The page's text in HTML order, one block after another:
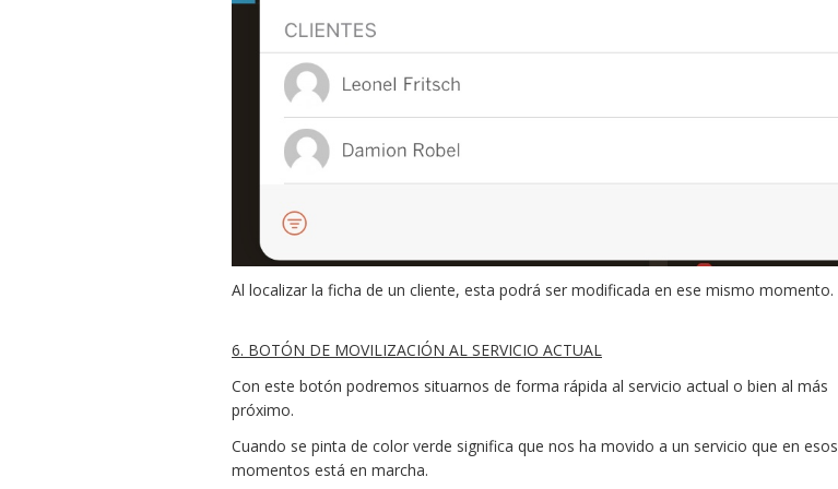
Al localizar la ficha de un cliente, esta podrá ser modificada en ese mismo momento.
6. BOTÓN DE MOVILIZACIÓN AL SERVICIO ACTUAL
Con este botón podremos situarnos de forma rápida al servicio actual o bien al más
próximo.
Cuando se pinta de color verde significa que nos ha movido a un servicio que en esos
momentos está en marcha.